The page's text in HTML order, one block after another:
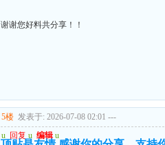
谢谢您好料共分享！！
5楼 发表于: 2026-07-08 02:01 ---
u 回复 u 编辑 u